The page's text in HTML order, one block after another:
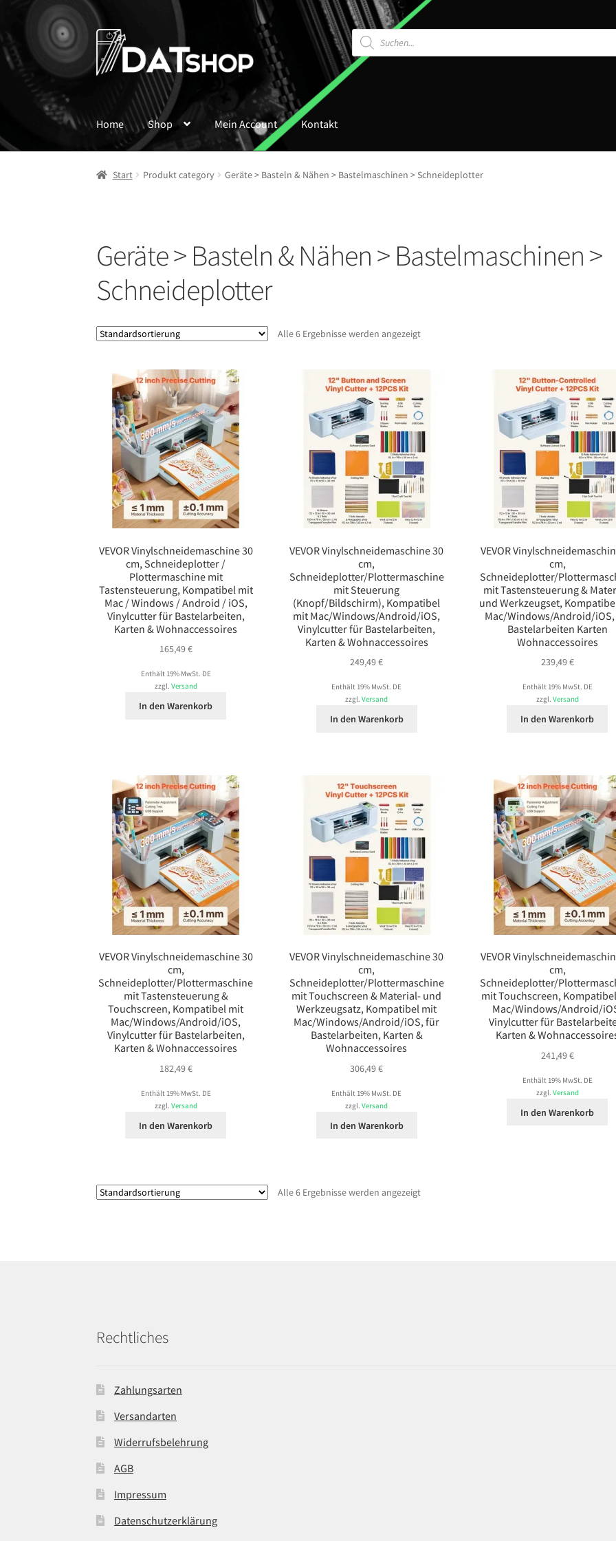
Zur
Navigation
springen
Zum
Inhalt
springen
Products
search
Home Shop Mein Account Kontakt
Start Produkt category Geräte > Basteln & Nähen > Bastelmaschinen > Schneideplotter
Geräte > Basteln & Nähen > Bastelmaschinen >
Schneideplotter
Alle 6 Ergebnisse werden angezeigt
VEVOR Vinylschneidemaschine 30
cm, Schneideplotter /
Plottermaschine mit
Tastensteuerung, Kompatibel mit
Mac / Windows / Android / iOS,
Vinylcutter für Bastelarbeiten,
Karten & Wohnaccessoires
165,49€
Enthält 19% MwSt. DE
zzgl. Versand
In den Warenkorb
VEVOR Vinylschneidemaschine 30
cm,
Schneideplotter/Plottermaschine
mit Steuerung
(Knopf/Bildschirm), Kompatibel
mit Mac/Windows/Android/iOS,
Vinylcutter für Bastelarbeiten,
Karten & Wohnaccessoires
249,49€
Enthält 19% MwSt. DE
zzgl.Versand
In den Warenkorb
VEVOR
cm,
Schneideplotter/
mit Tastensteuerung &
und Werkzeugset,
Mac/Windows/Android/
Bastelarbeiten Karten
Wohnaccessoires
239,49€
Enthält 19% MwSt. DE
zzgl. Versand
In den Warenkorb
VEVOR Vinylschneidemaschine 30
cm,
Schneideplotter/Plottermaschine
mit Tastensteuerung &
Touchscreen, Kompatibel mit
Mac/Windows/Android/iOS,
Vinylcutter für Bastelarbeiten,
Karten & Wohnaccessoires
182,49€
Enthält 19% MwSt. DE
zzgl. Versand
In den Warenkorb
VEVOR Vinylschneidemaschine 30
cm,
Schneideplotter/Plottermaschine
mit Touchscreen & Material- und
Werkzeugsatz, Kompatibel mit
Mac/Windows/Android/iOS, für
Bastelarbeiten, Karten &
Wohnaccessoires
306,49€
Enthält 19% MwSt. DE
zzgl.Versand
In den Warenkorb
VEVOR
cm,
Schneideplotter/
mit Touchscreen,
Mac/Windows/Android/
Vinylcutter für
Karten &
241,49€
Enthält 19% MwSt. DE
zzgl. Versand
In den Warenkorb
Alle 6 Ergebnisse werden angezeigt
Rechtliches
Zahlungsarten
Versandarten
Widerrufsbelehrung
AGB
Impressum
Datenschutzerklärung